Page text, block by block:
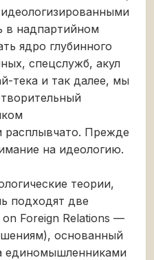
в надпартийном
ядро глубинного
спецслужб, акул
тека и так далее, мы
расплывчато. Прежде
на идеологию.
теории,
подходят две
on Foreign Relations —
основанный
единомышленниками